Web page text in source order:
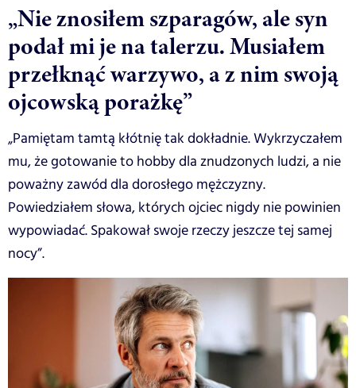
„Nie znosiłem szparagów, ale syn
podał mi je na talerzu. Musiałem
przełknąć warzywo, a z nim swoją
ojcowską porażkę”
„Pamiętam tamtą kłótnię tak dokładnie. Wykrzyczałem
mu, że gotowanie to hobby dla znudzonych ludzi, a nie
poważny zawód dla dorosłego mężczyzny.
Powiedziałem słowa, których ojciec nigdy nie powinien
wypowiadać. Spakował swoje rzeczy jeszcze tej samej
nocy”.